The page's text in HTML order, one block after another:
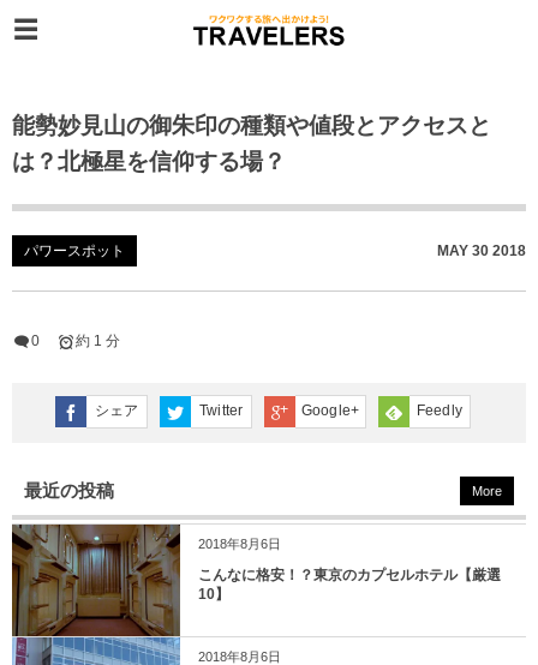
能勢妙見山の御朱印の種類や値段とアクセスと
は？北極星を信仰する場？
パワースポット MAY 30 2018
0 約 1 分
シェア Twitter Google+ Feedly
最近の投稿
2018年8月6日
こんなに格安！？東京のカプセルホテル【厳選
10】
2018年8月6日
More